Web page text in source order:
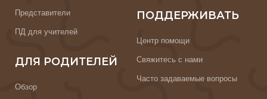
Представители
ПД для учителей
ДЛЯ РОДИТЕЛЕЙ
Обзор
ПОДДЕРЖИВАТЬ
Центр помощи
Свяжитесь с нами
Часто задаваемые вопросы